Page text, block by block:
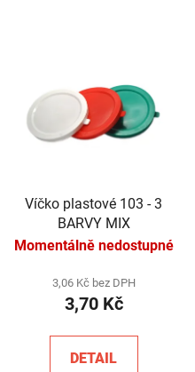
Víčko plastové 103 - 3
BARVY MIX
Momentálně nedostupné
3,06 Kč bez DPH
3,70 Kč
DETAIL